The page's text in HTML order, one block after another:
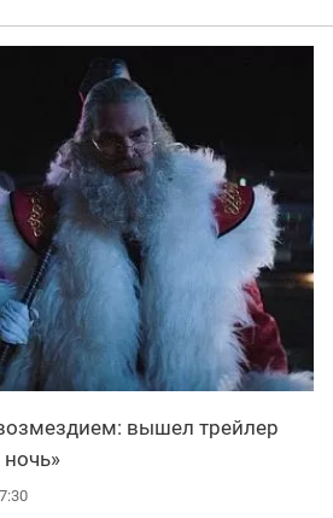
вышел трейлер